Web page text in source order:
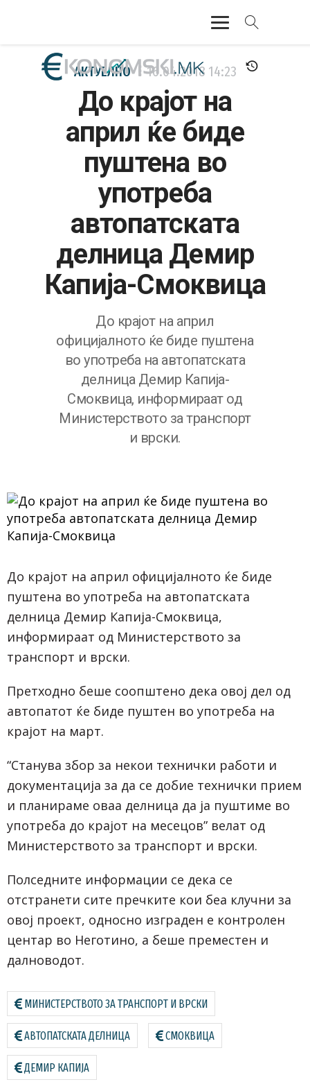
АКТУЕЛНО
ЕКОНОМИЈА
ФИНАНСИИ
БАНКАРСТВО
АКТУЕЛНО 16.04.2018 14:23
До крајот на
април ќе биде
пуштена во
употреба
автопатската
делница Демир
Капија-Смоквица
До крајот на април
официјалното ќе биде пуштена
во употреба на автопатската
делница Демир Капија-
Смоквица, информираат од
Министерството за транспорт
и врски.
До крајот на април официјалното ќе биде
пуштена во употреба на автопатската
делница Демир Капија-Смоквица,
информираат од Министерството за
транспорт и врски.
Претходно беше соопштено дека овој дел од
автопатот ќе биде пуштен во употреба на
крајот на март.
“Станува збор за некои технички работи и
документација за да се добие технички прием
и планираме оваа делница да ја пуштиме во
употреба до крајот на месецов” велат од
Министерството за транспорт и врски.
Полседните информации се дека се
отстранети сите пречките кои беа клучни за
овој проект, односно изграден е контролен
центар во Неготино, а беше преместен и
далноводот.
МИНИСТЕРСТВОТО ЗА ТРАНСПОРТ И ВРСКИ
АВТОПАТСКАТА ДЕЛНИЦА СМОКВИЦА
ДЕМИР КАПИЈА